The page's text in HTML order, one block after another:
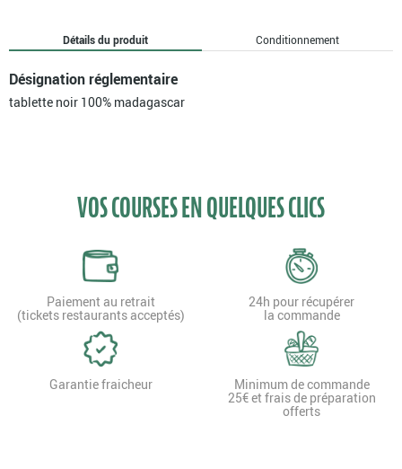
Détails du produit Conditionnement
Désignation réglementaire
tablette noir 100% madagascar
VOS COURSES EN QUELQUES CLICS
Paiement au retrait
(tickets restaurants acceptés)
24h pour récupérer
la commande
Garantie fraicheur Minimum de commande
25€ et frais de préparation
offerts